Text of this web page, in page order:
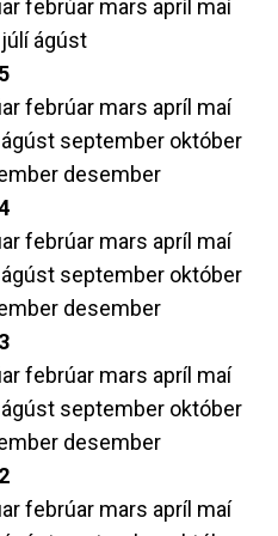
varðandi próf
að prófum
um lokapróf á Duggu
febrúar mars apríl maí
júlíágúst
febrúar mars apríl maí
ágúst september október
desember
febrúar mars apríl maí
ágúst september október
desember
febrúar mars apríl maí
ágúst september október
desember
febrúar mars apríl maí